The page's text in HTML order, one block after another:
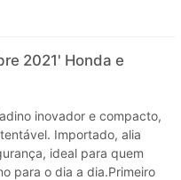
2021' Honda e
inovador e compacto,
Importado, alia
ideal para quem
para o dia a dia.Primeiro